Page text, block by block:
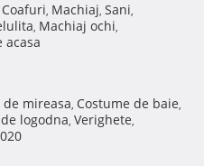
Coafuri, Machiaj, Sani,
, Machiaj ochi,
acasa
de mireasa, Costume de baie,
logodna, Verighete,